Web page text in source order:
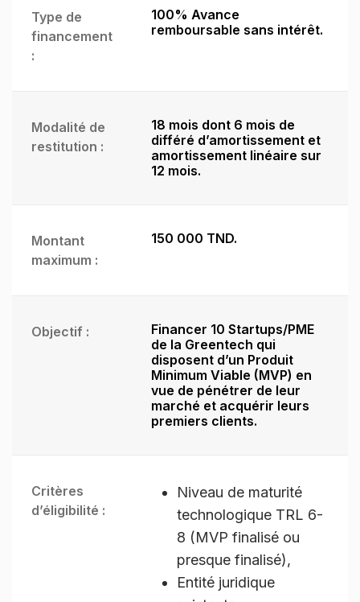
Type de
financement
:
100% Avance
remboursable sans intérêt.
Modalité de
restitution :
18 mois dont 6 mois de
différé d’amortissement et
amortissement linéaire sur
12 mois.
Montant
maximum :
150 000 TND.
Objectif :
Financer 10 Startups/PME
de la Greentech qui
disposent d’un Produit
Minimum Viable (MVP) en
vue de pénétrer de leur
marché et acquérir leurs
premiers clients.
Critères
d’éligibilité :
Niveau de maturité
technologique TRL 6-
8 (MVP finalisé ou
presque finalisé),
Entité juridique